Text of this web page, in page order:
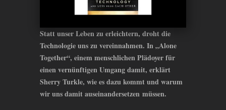
Statt unser Leben zu erleichtern, droht die
Technologie uns zu vereinnahmen. In „Alone
Together“, einem menschlichen Plädoyer für
einen vernünftigen Umgang damit, erklärt
Sherry Turkle, wie es dazu kommt und warum
wir uns damit auseinandersetzen müssen.